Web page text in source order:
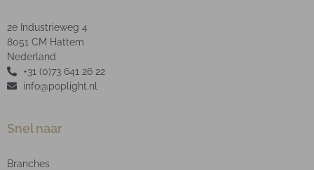
2e Industrieweg 4
8051 CM Hattem
Nederland
+31 (0)73 641 26 22
info@poplight.nl
Snel naar
Branches